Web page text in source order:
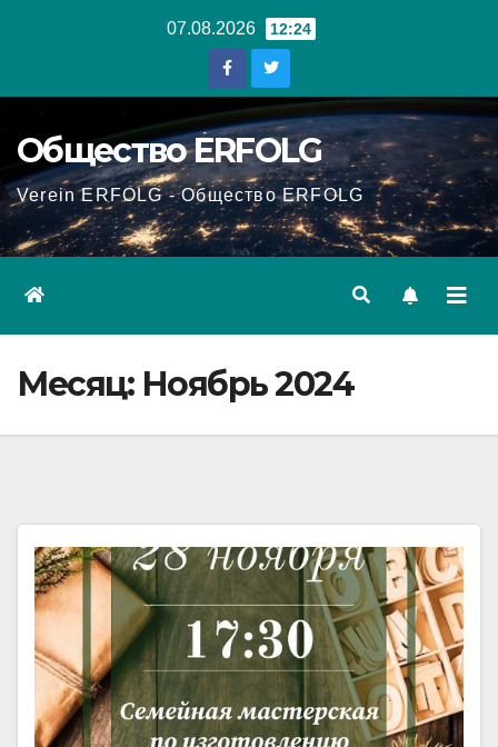
07.08.2026 12:24
Общество ERFOLG
Verein ERFOLG - Общество ERFOLG
Месяц: Ноябрь 2024